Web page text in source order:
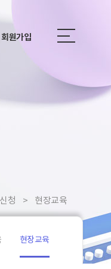
회원가입
청 현장교육
현장교육